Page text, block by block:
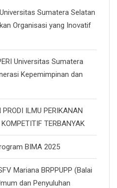
Sumatera Selatan
Organisasi yang Inovatif
Universitas Sumatera
Kepemimpinan dan
ILMU PERIKANAN
TERBANYAK
BIMA 2025
Mariana BRPPUPP (Balai
dan Penyuluhan